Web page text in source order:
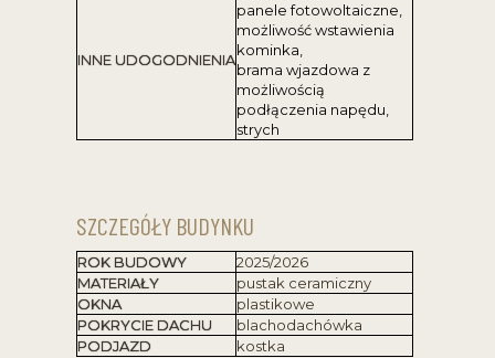
ROK BUDOWY
2025/2026
MATERIAŁY
pustak ceramiczny
OKNA
plastikowe
POKRYCIE DACHU
blachodachówka
PODJAZD
kostka
SZCZEGÓŁY BUDYNKU
INNE UDOGODNIENIA
panele fotowoltaiczne,
możliwość wstawienia
kominka,
brama wjazdowa z
możliwością
podłączenia napędu,
strych